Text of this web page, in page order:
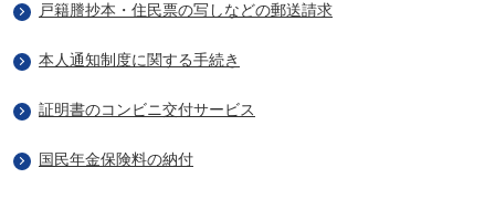
戸籍謄抄本・住民票の写しなどの郵送請求
本人通知制度に関する手続き
証明書のコンビニ交付サービス
国民年金保険料の納付